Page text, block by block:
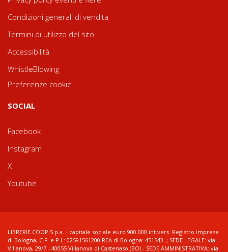
Condizioni generali di vendita
Termini di utilizzo del sito
Accessibilità
WhistleBlowing
Preferenze cookie
SOCIAL
Facebook
Instagram
X
Youtube
LIBRERIE.COOP S.p.a. - capitale sociale euro 900.000 int.vers. Registro imprese
di Bologna, C.F. e P.I.: 02591561200 REA di Bologna: 451543 ; SEDE LEGALE: via
Villanova, 29/7 - 40055 Villanova di Castenaso (BO) - SEDE AMMINISTRATIVA: via